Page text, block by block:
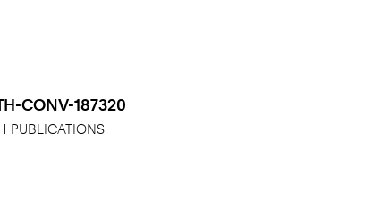
CONV-187320
PUBLICATIONS